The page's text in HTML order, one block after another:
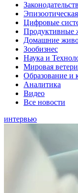
Цифровые
Продуктивные
Домашние
Зообизнес
Наука и
Мировая
Образование и
Аналитика
Видео
Все новости
интервью